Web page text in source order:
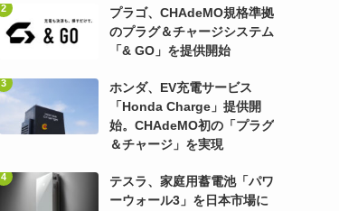
プラゴ、CHAdeMO規格準拠
のプラグ＆チャージシステム
「& GO」を提供開始
ホンダ、EV充電サービス
「Honda Charge」提供開
始。CHAdeMO初の「プラグ
＆チャージ」を実現
テスラ、家庭用蓄電池「パワ
ーウォール3」を日本市場に